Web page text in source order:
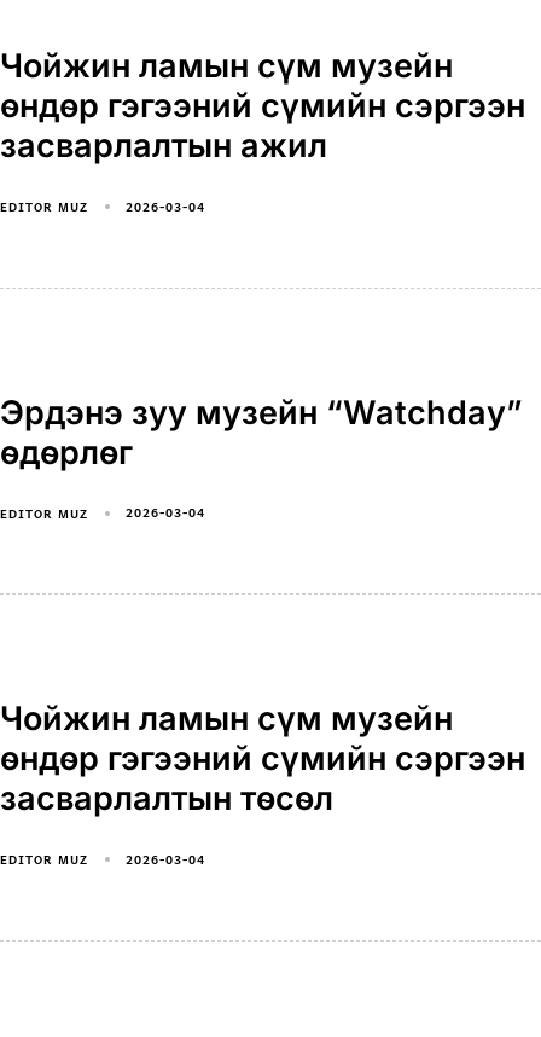
Чойжин ламын сүм музейн
өндөр гэгээний сүмийн сэргээн
засварлалтын ажил
EDITOR MUZ 2026-03-04
Эрдэнэ зуу музейн “Watchday”
өдөрлөг
EDITOR MUZ 2026-03-04
Чойжин ламын сүм музейн
өндөр гэгээний сүмийн сэргээн
засварлалтын төсөл
EDITOR MUZ 2026-03-04